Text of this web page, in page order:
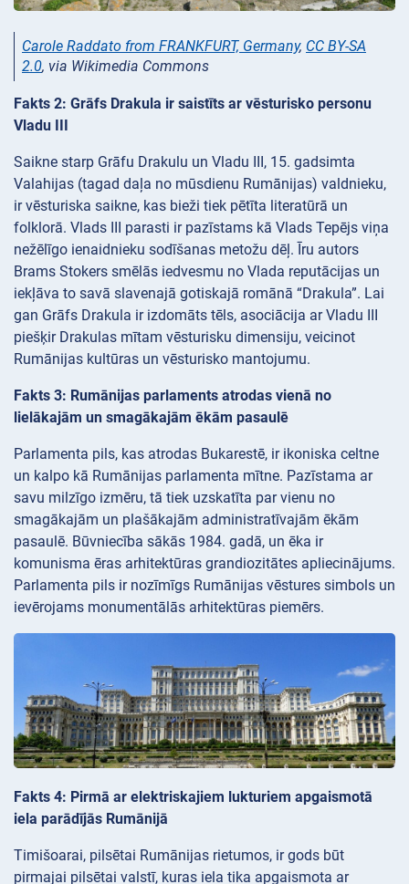
Carole Raddato from FRANKFURT, Germany, CC BY-SA
2.0, via Wikimedia Commons
Fakts 2: Grāfs Drakula ir saistīts ar vēsturisko personu
Vladu III
Saikne starp Grāfu Drakulu un Vladu III, 15. gadsimta
Valahijas (tagad daļa no mūsdienu Rumānijas) valdnieku,
ir vēsturiska saikne, kas bieži tiek pētīta literatūrā un
folklorā. Vlads III parasti ir pazīstams kā Vlads Tepējs viņa
nežēlīgo ienaidnieku sodīšanas metožu dēļ. Īru autors
Brams Stokers smēlās iedvesmu no Vlada reputācijas un
iekļāva to savā slavenajā gotiskajā romānā “Drakula”. Lai
gan Grāfs Drakula ir izdomāts tēls, asociācija ar Vladu III
piešķir Drakulas mītam vēsturisku dimensiju, veicinot
Rumānijas kultūras un vēsturisko mantojumu.
Fakts 3: Rumānijas parlaments atrodas vienā no
lielākajām un smagākajām ēkām pasaulē
Parlamenta pils, kas atrodas Bukarestē, ir ikoniska celtne
un kalpo kā Rumānijas parlamenta mītne. Pazīstama ar
savu milzīgo izmēru, tā tiek uzskatīta par vienu no
smagākajām un plašākajām administratīvajām ēkām
pasaulē. Būvniecība sākās 1984. gadā, un ēka ir
komunisma ēras arhitektūras grandiozitātes apliecinājums.
Parlamenta pils ir nozīmīgs Rumānijas vēstures simbols un
ievērojams monumentālās arhitektūras piemērs.
Fakts 4: Pirmā ar elektriskajiem lukturiem apgaismotā
iela parādījās Rumānijā
Timišoarai, pilsētai Rumānijas rietumos, ir gods būt
pirmajai pilsētai valstī, kuras iela tika apgaismota ar